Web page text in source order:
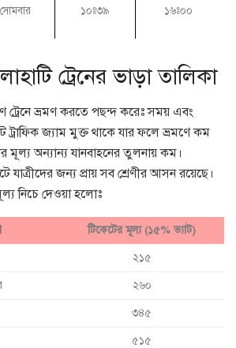
সোমবার ১০ঃ৩৯ ১৬ঃ০০
ট্রেনের ভাড়া তালিকা
ট্রেনে ভ্রমণ করতে পছন্দ করেঃ সময় এবং
ট্রাফিক জ্যাম মুক্ত থাকে যার ফলে ভ্রমণে কম
মূল্য অন্যান্য যানবাহনের তুলনায় কম।
যাত্রীদের জন্য প্রায় সব শ্রেণীর আসন রয়েছে।
নিচে দেওয়া হলোঃ
টিকেটের মূল্য (১৫% ভ্যাট)
২১৫
২৬০
৩৪৫
৫১৫